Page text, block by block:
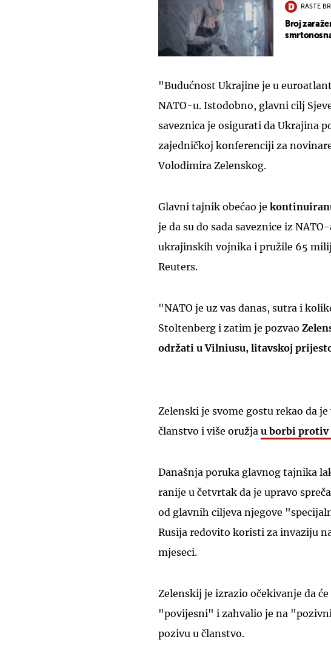
RASTE
Broj
"Budućnost Ukrajine je u
NATO-u. Istodobno, glavni cilj
saveznica je osigurati da Ukrajina
zajedničkoj konferenciji za
Volodimira Zelenskog.
Glavni tajnik obećao je
je da su do sada saveznice iz
ukrajinskih vojnika i pružile 65
Reuters.
"NATO je uz vas danas, sutra i
Stoltenberg i zatim je pozvao
održati u Vilniusu, litavskoj
Zelenski je svome gostu rekao da
članstvo i više oružja u borbi protiv
Današnja poruka glavnog tajnika
ranije u četvrtak da je upravo
od glavnih ciljeva njegove
Rusija redovito koristi za invaziju
mjeseci.
Zelenskij je izrazio očekivanje da
"povijesni" i zahvalio je na
pozivu u članstvo.